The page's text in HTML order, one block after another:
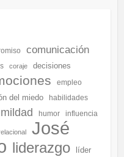
comunicación
coraje
decisiones
empleo
del miedo
habilidades
humor influencia
José
liderazgo líder